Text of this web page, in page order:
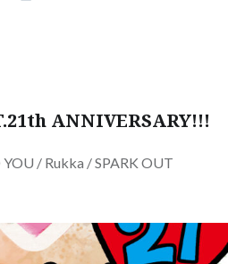
ANNIVERSARY!!!
/ Rukka / SPARK OUT